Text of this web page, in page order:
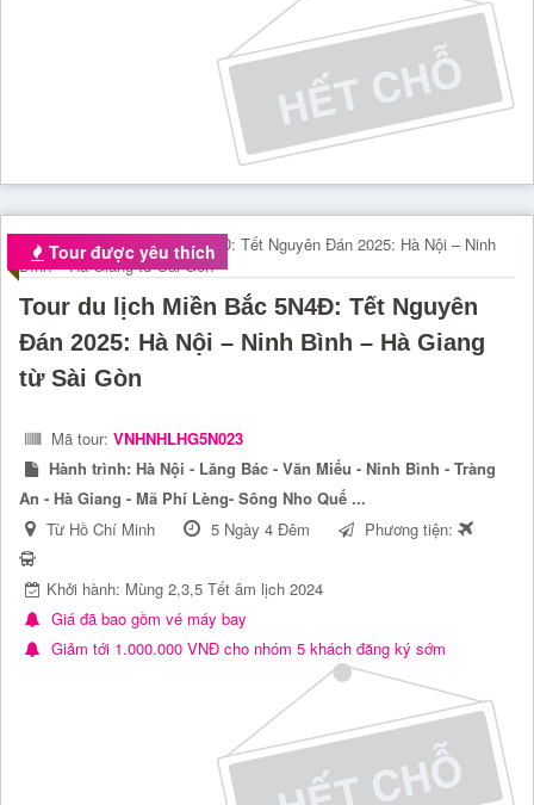
Tour được yêu thích
Tour du lịch Miền Bắc 5N4Đ: Tết Nguyên
Đán 2025: Hà Nội – Ninh Bình – Hà Giang
từ Sài Gòn
Mã tour: VNHNHLHG5N023
Hành trình: Hà Nội - Lăng Bác - Văn Miếu - Ninh Bình - Tràng
An - Hà Giang - Mã Phí Lèng- Sông Nho Quế ...
Từ Hồ Chí Minh
5 Ngày 4 Đêm Phương tiện:
Khởi hành: Mùng 2,3,5 Tết âm lịch 2024
Giá đã bao gồm vé máy bay
Giảm tới 1.000.000 VNĐ cho nhóm 5 khách đăng ký sớm